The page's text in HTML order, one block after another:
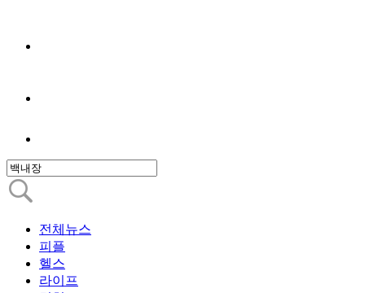
전체뉴스
피플
헬스
라이프